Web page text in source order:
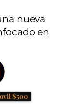
nueva
en
$500